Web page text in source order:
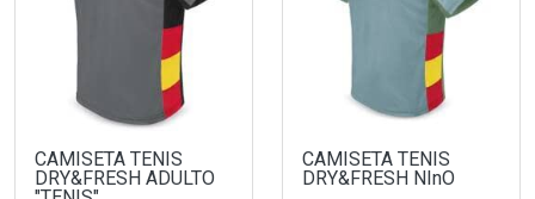
CAMISETA TENIS
DRY&FRESH ADULTO
CAMISETA TENIS
DRY&FRESH NInO